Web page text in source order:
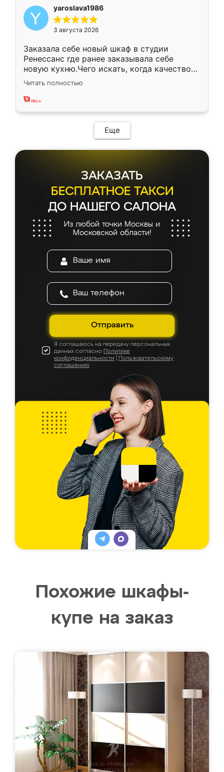
yaroslava1986
3 августа 2026
Заказала себе новый шкаф в студии
Ренессанс где ранее заказывала себе
новую кухню.Чего искать, когда качеством
вполне довольна. Служит кухня уже почти
два года, нареканий нет.
Читать полностью
Еще
ЗАКАЗАТЬ
БЕСПЛАТНОЕ ТАКСИ
ДО НАШЕГО САЛОНА
Из любой точки Москвы и
Московской области!
Отправить
Я соглашаюсь на передачу персональных
данных согласно Политике
конфиденциальности
Пользовательскому
соглашению
Похожие шкафы-
купе на заказ